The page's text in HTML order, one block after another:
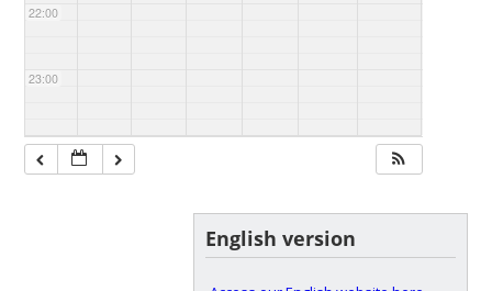
22:00
23:00
English version